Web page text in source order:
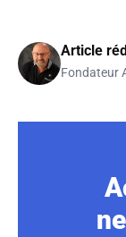
Article
Fondateur